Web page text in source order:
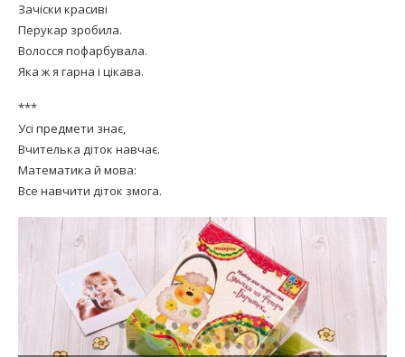
Зачіски красиві
Перукар зробила.
Волосся пофарбувала.
Яка ж я гарна і цікава.
***
Усі предмети знає,
Вчителька діток навчає.
Математика й мова:
Все навчити діток змога.